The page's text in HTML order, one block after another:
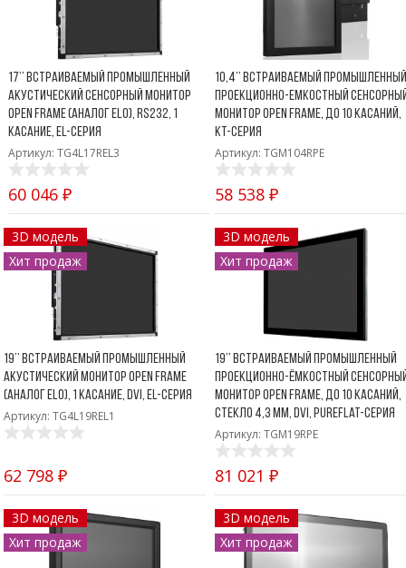
диагональю до 55
дюймов
Промышленные
мониторы для
жестового
управления
Промышленные
мониторы для
монтажа на стену
Боковые
17’’ Встраиваемый промышленный
акустический сенсорный монитор
Open Frame (аналог ELO), RS232, 1
касание, EL-серия
Артикул: TG4L17REL3
60 046 ₽
10,4’’ Встраиваемый промышленный
проекционно-емкостный
монитор Open Frame, до 10 касаний,
KT-серия
Артикул: TGM104RPE
58 538 ₽
3D модель
Хит продаж
19’’ Встраиваемый промышленный
акустический монитор Open Frame
(аналог ELO), 1 касание, DVI, EL-серия
Артикул: TG4L19REL1
62 798 ₽
3D модель
Хит продаж
19’’ Встраиваемый промышленный
проекционно-ёмкостный
монитор Open Frame, до 10 касаний,
стекло 4,3 мм, DVI, PureFlat-серия
Артикул: TGM19RPE
81 021 ₽
3D модель
Хит продаж
3D модель
Хит продаж